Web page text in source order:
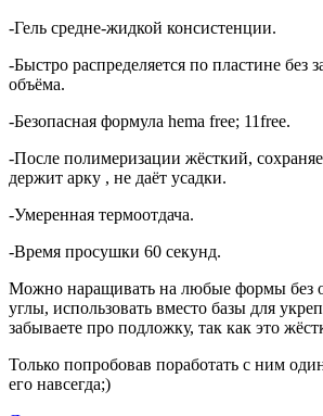
-Гель средне-жидкой консистенции.
-Быстро распределяется по пластине без
объёма.
-Безопасная формула hema free; 11free.
-После полимеризации жёсткий,
держит арку , не даёт усадки.
-Умеренная термоотдача.
-Время просушки 60 секунд.
Можно наращивать на любые формы без
углы, использовать вместо базы для
забываете про подложку, так как это
Только попробовав поработать с ним
его навсегда;)